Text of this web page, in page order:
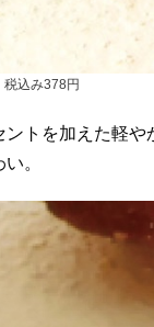
税込み378円
トを加えた軽
。